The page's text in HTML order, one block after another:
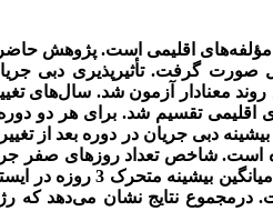
مؤلفه‌های اقلیمی است. پژوهش
صورت گرفت. تأثیرپذیری دبی
معنادار آزمون شد. سال‌های
برای هر دو دوره، 41 شاخص‌ پرآبی و کم‌آبی با
بیشینه دبی جریان در دوره بعد از
درمجموع نتایج نشان می‌دهد که